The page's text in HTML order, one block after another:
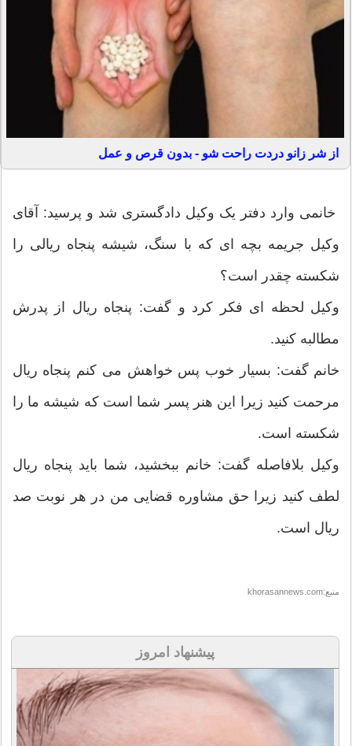
از شر زانو دردت راحت شو - بدون قرص و عمل
خانمی وارد دفتر یک وکیل دادگستری شد و پرسید: آقای
وکیل جریمه بچه ای که با سنگ، شیشه پنجاه ریالی را
شکسته چقدر است؟
وکیل لحظه ای فکر کرد و گفت: پنجاه ریال از پدرش
مطالبه کنید.
خانم گفت: بسیار خوب پس خواهش می کنم پنجاه ریال
مرحمت کنید زیرا این هنر پسر شما است که شیشه ما را
شکسته است.
وکیل بلافاصله گفت: خانم ببخشید، شما باید پنجاه ریال
لطف کنید زیرا حق مشاوره قضایی من در هر نوبت صد
ریال است.
منبع:khorasannews.com
پیشنهاد امروز